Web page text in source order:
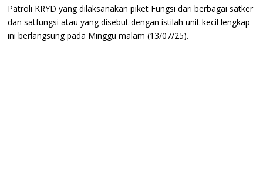
Patroli KRYD yang dilaksanakan piket Fungsi dari berbagai satker
dan satfungsi atau yang disebut dengan istilah unit kecil lengkap
ini berlangsung pada Minggu malam (13/07/25).